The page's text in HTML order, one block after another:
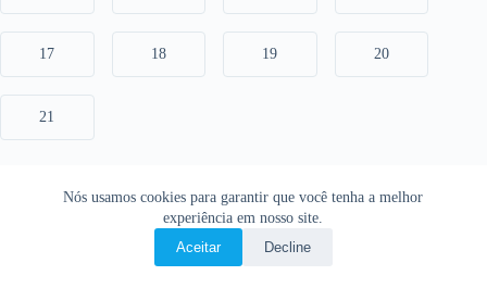
Nós usamos cookies para garantir que você tenha a melhor
experiência em nosso site.
Aceitar
Decline
17 18 19 20
21
Copyright © 2026 • O Livro Sagrado • Bíblia Online •